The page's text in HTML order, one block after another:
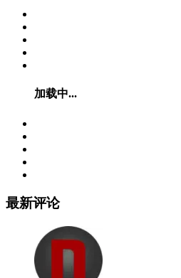
加载中...
最新评论